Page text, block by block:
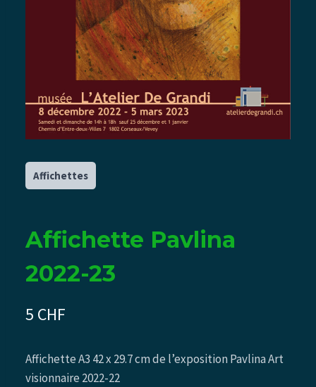
Affichettes
Affichette Pavlina
2022-23
N
w
5 CHF
Affichette A3 42 x 29.7 cm de l’exposition Pavlina Art
visionnaire 2022-22